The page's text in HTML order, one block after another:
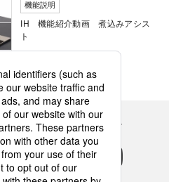
機能説明
IH 機能紹介動画 煮込みアシス
ト
くらし SNSアカウント